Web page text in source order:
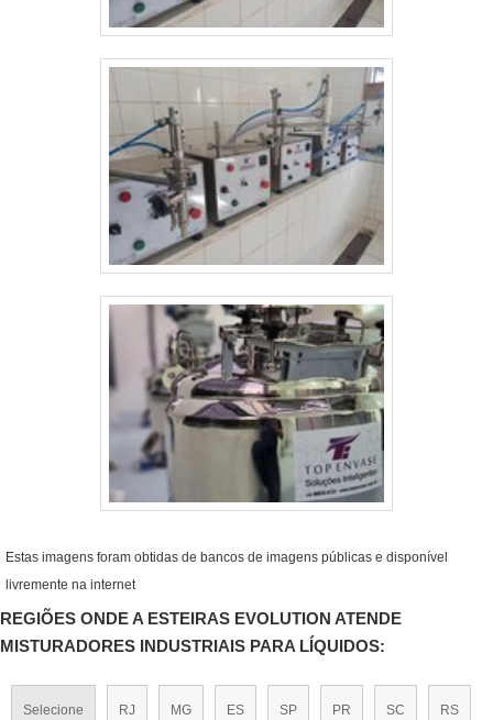
Estas imagens foram obtidas de bancos de imagens públicas e disponível
livremente na internet
REGIÕES ONDE A ESTEIRAS EVOLUTION ATENDE
MISTURADORES INDUSTRIAIS PARA LÍQUIDOS:
Selecione RJ MG ES SP PR SC RS